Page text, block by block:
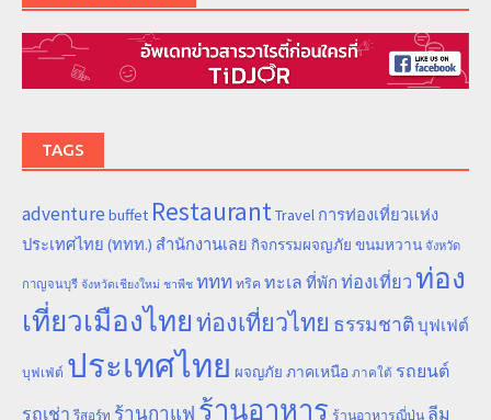
TAGS
adventure buffet RestaurantTravel การท่องเที่ยวแห่ง
ประเทศไทย (ททท.) สำนักงานเลย กิจกรรมผจญภัย ขนมหวาน จังหวัด
กาญจนบุรี จังหวัดเชียงใหม่ ชาพีช ททท ทริค ทะเล ที่พัก ท่องเที่ยวท่อง
เที่ยวเมืองไทยท่องเที่ยวไทย ธรรมชาติ บุฟเฟต์
บุฟเฟ่ต์ ประเทศไทย ผจญภัย ภาคเหนือ ภาคใต้ รถยนต์
รถเช่า รีสอร์ท ร้านกาแฟ ร้านอาหาร ร้านอาหารญี่ปุ่น ลีมู